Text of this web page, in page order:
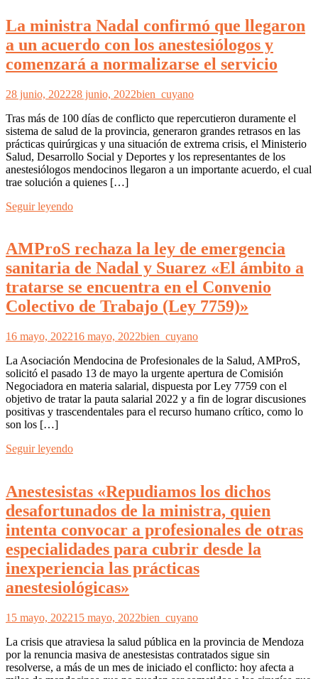
La ministra Nadal confirmó que llegaron
a un acuerdo con los anestesiólogos y
comenzará a normalizarse el servicio
28 junio, 202228 junio, 2022bien_cuyano
Tras más de 100 días de conflicto que repercutieron duramente el
sistema de salud de la provincia, generaron grandes retrasos en las
prácticas quirúrgicas y una situación de extrema crisis, el Ministerio
Salud, Desarrollo Social y Deportes y los representantes de los
anestesiólogos mendocinos llegaron a un importante acuerdo, el cual
trae solución a quienes […]
Seguir leyendo
AMProS rechaza la ley de emergencia
sanitaria de Nadal y Suarez «El ámbito a
tratarse se encuentra en el Convenio
Colectivo de Trabajo (Ley 7759)»
16 mayo, 202216 mayo, 2022bien_cuyano
La Asociación Mendocina de Profesionales de la Salud, AMProS,
solicitó el pasado 13 de mayo la urgente apertura de Comisión
Negociadora en materia salarial, dispuesta por Ley 7759 con el
objetivo de tratar la pauta salarial 2022 y a fin de lograr discusiones
positivas y trascendentales para el recurso humano crítico, como lo
son los […]
Seguir leyendo
Anestesistas «Repudiamos los dichos
desafortunados de la ministra, quien
intenta convocar a profesionales de otras
especialidades para cubrir desde la
inexperiencia las prácticas
anestesiológicas»
15 mayo, 202215 mayo, 2022bien_cuyano
La crisis que atraviesa la salud pública en la provincia de Mendoza
por la renuncia masiva de anestesistas contratados sigue sin
resolverse, a más de un mes de iniciado el conflicto: hoy afecta a